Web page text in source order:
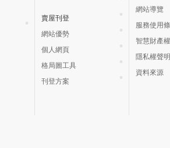
賣屋刊登
網站優勢
個人網頁
格局圖工具
刊登方案
網站導覽
服務使用
智慧財產
隱私權聲明
資料來源